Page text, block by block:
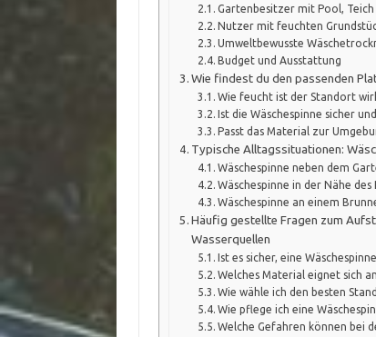
Gartenbesitzer mit Pool,
Nutzer mit feuchten
Umweltbewusste
Budget und Ausstattung
Wie findest du den passenden
Wie feucht ist der Standort
Ist die Wäschespinne sicher
Passt das Material zur
Typische Alltagssituationen:
Wäschespinne neben dem
Wäschespinne in der Nähe des
Wäschespinne an einem
Häufig gestellte Fragen zum
Wasserquellen
Ist es sicher, eine
Welches Material eignet sich
Wie wähle ich den besten
Wie pflege ich eine
Welche Gefahren können bei